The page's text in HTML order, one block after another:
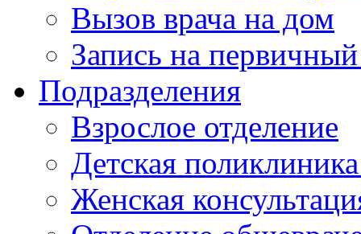
Вызов врача на дом
Запись на
Подразделения
Взрослое отделение
Детская
Женская